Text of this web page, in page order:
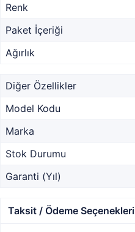
Renk
Paket İçeriği
Ağırlık
Diğer Özellikler
Model Kodu
Marka
Stok Durumu
Garanti (Yıl)
Taksit / Ödeme Seçenekleri